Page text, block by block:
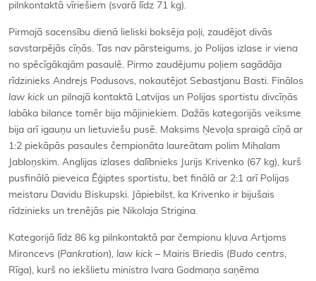
pilnkontaktā vīriešiem (svarā līdz 71 kg).
Pirmajā sacensību dienā lieliski boksēja poļi, zaudējot divās
savstarpējās cīņās. Tas nav pārsteigums, jo Polijas izlase ir viena
no spēcīgākajām pasaulē. Pirmo zaudējumu poļiem sagādāja
rīdzinieks Andrejs Podusovs, nokautējot Sebastjanu Basti. Finālos
law kick un pilnajā kontaktā Latvijas un Polijas sportistu divcīņās
labāka bilance tomēr bija mājiniekiem. Dažās kategorijās veiksme
bija arī igauņu un lietuviešu pusē. Maksims Ņevoļa spraigā cīņā ar
1:2 piekāpās pasaules čempionāta laureātam polim Mihalam
Jabloņskim. Anglijas izlases dalībnieks Jurijs Krivenko (67 kg), kurš
pusfinālā pieveica Ēģiptes sportistu, bet finālā ar 2:1 arī Polijas
meistaru Davidu Biskupski. Jāpiebilst, ka Krivenko ir bijušais
rīdzinieks un trenējās pie Nikolaja Strigina.
Kategorijā līdz 86 kg pilnkontaktā par čempionu kļuva Artjoms
Mironcevs (Pankration), law kick – Mairis Briedis (Budo centrs,
Rīga), kurš no iekšlietu ministra Ivara Godmaņa saņēma